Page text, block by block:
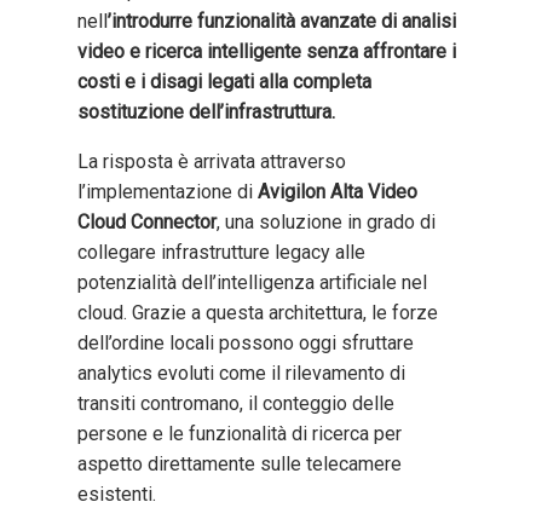
nell’introdurre funzionalità avanzate di analisi
video e ricerca intelligente senza affrontare i
costi e i disagi legati alla completa
sostituzione dell’infrastruttura.
La risposta è arrivata attraverso
l’implementazione di Avigilon Alta Video
Cloud Connector, una soluzione in grado di
collegare infrastrutture legacy alle
potenzialità dell’intelligenza artificiale nel
cloud. Grazie a questa architettura, le forze
dell’ordine locali possono oggi sfruttare
analytics evoluti come il rilevamento di
transiti contromano, il conteggio delle
persone e le funzionalità di ricerca per
aspetto direttamente sulle telecamere
esistenti.